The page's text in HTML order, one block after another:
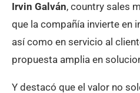
Irvin Galván, country sales
que la compañía invierte en
así como en servicio al
propuesta amplia en
Y destacó que el valor no